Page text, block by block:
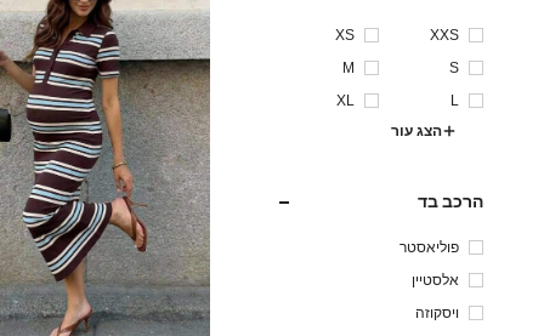
XXS
XS
S
M
L
XL
הצג עור
הרכב בד
פוליאסטר
אלסטיין
ויסקוזה